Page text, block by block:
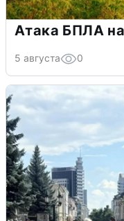
Атака БПЛА
5 августа 0